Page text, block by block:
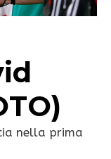
nella prima